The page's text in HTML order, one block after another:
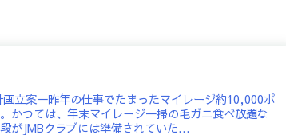
案一昨年の仕事でたまったマイレージ約10,000ポ
かつては、年末マイレージ一掃の毛ガニ食べ放題な
がJMBクラブには準備されていた...